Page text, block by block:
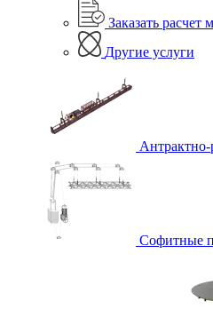
Заказать расчет
Другие услуги
Софитные